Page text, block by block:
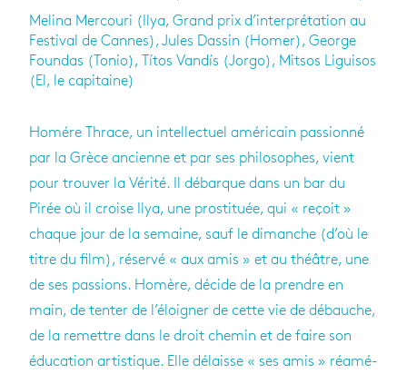
Melina Mercouri (Ilya, Grand prix d’interprétation au
Festival de Cannes), Jules Dassin (Homer), George
Foundas (Tonio), Títos Vandís (Jorgo), Mitsos Liguisos
(El, le capitaine)
Homére Thrace, un intel­lec­tuel amé­ri­cain pas­sionné
par la Grèce ancienne et par ses phi­lo­sophes, vient
pour trou­ver la Vérité. Il débarque dans un bar du
Pirée où il croise Ilya, une pros­ti­tuée, qui « reçoit »
chaque jour de la semaine, sauf le dimanche (d’où le
titre du film), réservé « aux amis » et au théâtre, une
de ses pas­sions. Homère, décide de la prendre en
main, de ten­ter de l’éloi­gner de cette vie de débauche,
de la remettre dans le droit che­min et de faire son
édu­ca­tion artis­tique. Elle délaisse « ses amis » réamé­